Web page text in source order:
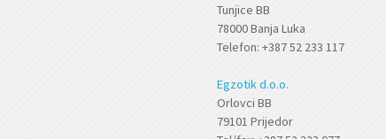
Tunjice BB
78000 Banja Luka
Telefon: +387 52 233 117
Egzotik d.o.o.
Orlovci BB
79101 Prijedor